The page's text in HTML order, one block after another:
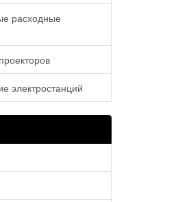
расходные
электростанций